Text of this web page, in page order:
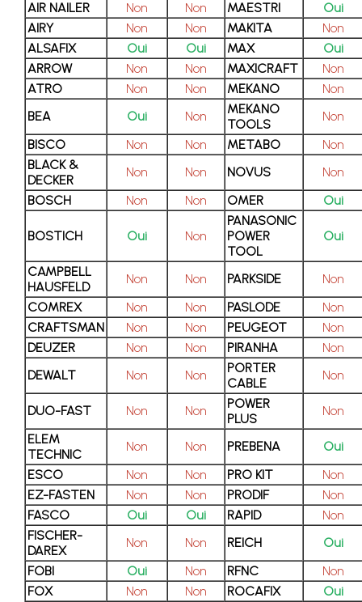
AIR NAILER Non Non MAESTRI
Oui
AIRY
Non Non MAKITA
Non
ALSAFIX
Oui Oui MAX
Oui
ARROW
Non Non MAXICRAFT
Non
ATRO
Non Non MEKANO
Non
BEA
Oui Non
MEKANO
TOOLS
Non
BISCO
Non Non METABO
Non
BLACK &
DECKER
Non Non NOVUS
Non
BOSCH
Non Non OMER Oui
BOSTICH Oui Non
PANASONIC
POWER
TOOL
Oui
CAMPBELL
HAUSFELD
Non Non PARKSIDE
Non
COMREX
Non Non PASLODE
Non
CRAFTSMAN
Non Non PEUGEOT
Non
DEUZER
Non Non PIRANHA
Non
DEWALT
Non Non
PORTER
CABLE
Non
DUO-FAST Non Non
POWER
PLUS
Non
ELEM
TECHNIC
Non Non PREBENA
Oui
ESCO
Non Non PRO KIT
Non
EZ-FASTEN
Non Non PRODIF
Non
FASCO
Oui Oui RAPID
Non
FISCHER-
DAREX
Non Non REICH
Oui
FOBI
Oui Non RFNC
Non
FOX
Non Non ROCAFIX
Oui